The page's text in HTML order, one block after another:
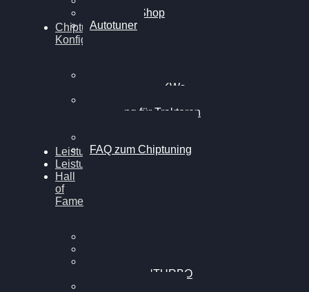
Alientech Shop
Autotuner
Chiptuning
Konfigurator
Chiptuning für PKWs
Chiptuning für Traktoren
FAQ zum Chiptuning
Leistungsmessung
Leistungsprüfstand
Hall
of
Fame
MK3 V6 TWINTURBO